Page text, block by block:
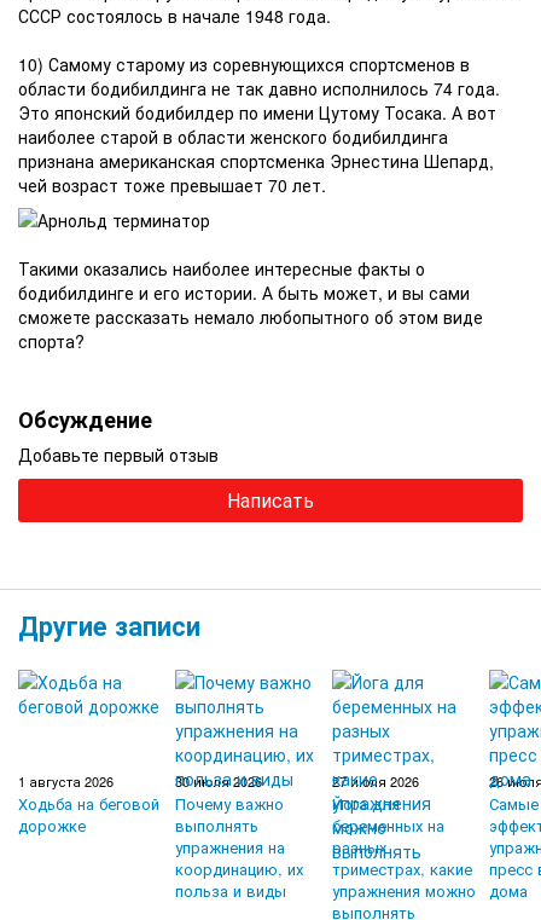
СССР состоялось в начале 1948 года.
10) Самому старому из соревнующихся спортсменов в
области бодибилдинга не так давно исполнилось 74 года.
Это японский бодибилдер по имени Цутому Тосака. А вот
наиболее старой в области женского бодибилдинга
признана американская спортсменка Эрнестина Шепард,
чей возраст тоже превышает 70 лет.
Такими оказались наиболее интересные факты о
бодибилдинге и его истории. А быть может, и вы сами
сможете рассказать немало любопытного об этом виде
спорта?
Обсуждение
Добавьте первый отзыв
Написать
Другие записи
1 августа 2026
Ходьба на беговой
дорожке
30 июля 2026
Почему важно
выполнять
упражнения на
координацию, их
польза и виды
27 июля 2026
Йога для
беременных на
разных
триместрах, какие
упражнения можно
выполнять
26
Самые
пресс
дома